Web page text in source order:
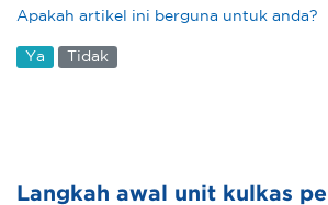
Apakah artikel ini berguna untuk anda?
Ya Tidak
Langkah awal unit kulkas